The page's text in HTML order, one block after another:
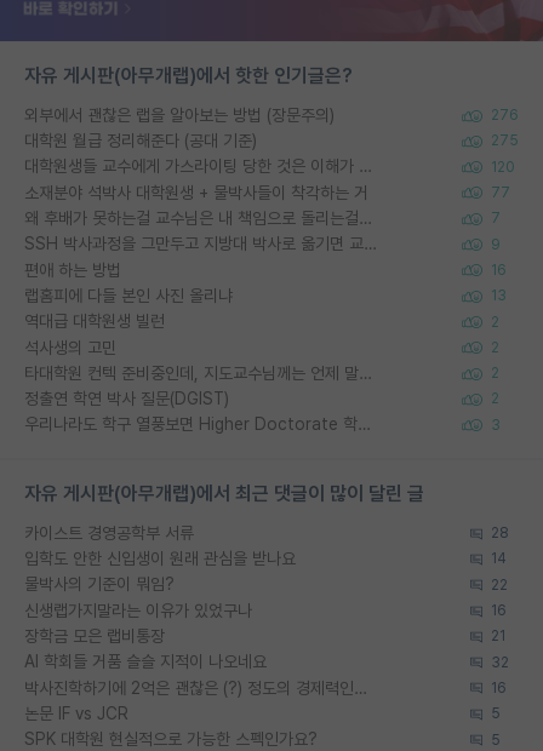
자유 게시판(아무개랩)에서 핫한 인기글은?
외부에서 괜찮은 랩을 알아보는 방법 (장문주의) 276
대학원 월급 정리해준다 (공대 기준) 275
대학원생들 교수에게 가스라이팅 당한 것은 이해가 갑니다. 안타깝네요. 120
소재분야 석박사 대학원생 + 물박사들이 착각하는 거 77
왜 후배가 못하는걸 교수님은 내 책임으로 돌리는걸까요? 7
SSH 박사과정을 그만두고 지방대 박사로 옮기면 교수의 꿈은 끝일까요? 9
편애 하는 방법 16
랩홈피에 다들 본인 사진 올리냐 13
역대급 대학원생 빌런 2
석사생의 고민 2
타대학원 컨텍 준비중인데, 지도교수님께는 언제 말씀드려야 할까요? 2
정출연 학연 박사 질문(DGIST) 2
우리나라도 학구 열풍보면 Higher Doctorate 학위가 필요하다고 봅니다. 3
자유 게시판(아무개랩)에서 최근 댓글이 많이 달린 글
카이스트 경영공학부 서류 28
입학도 안한 신입생이 원래 관심을 받나요 14
물박사의 기준이 뭐임? 22
신생랩가지말라는 이유가 있었구나 16
장학금 모은 랩비통장 21
AI 학회들 거품 슬슬 지적이 나오네요 32
박사진학하기에 2억은 괜찮은 (?) 정도의 경제력인가요 16
논문 IF vs JCR 5
SPK 대학원 현실적으로 가능한 스펙인가요? 5